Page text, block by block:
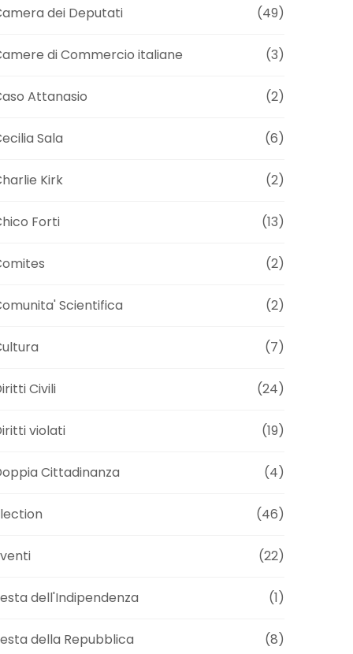
dei Deputati (49)
di Commercio italiane (3)
Attanasio (2)
Sala (6)
Kirk (2)
Forti (13)
(2)
Scientifica (2)
(7)
Civili (24)
violati (19)
Cittadinanza (4)
(46)
(22)
dell'Indipendenza (1)
della Repubblica (8)